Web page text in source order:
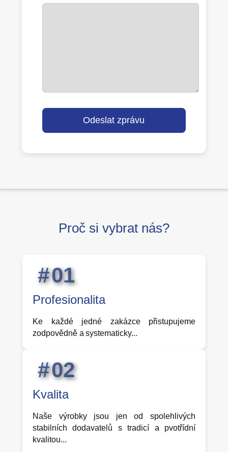
Odeslat zprávu
Proč si vybrat nás?
01
Profesionalita
Ke každé jedné zakázce přistupujeme
zodpovědně a systematicky...
02
Kvalita
Naše výrobky jsou jen od spolehlivých
stabilních dodavatelů s tradicí a pvotřídní
kvalitou...